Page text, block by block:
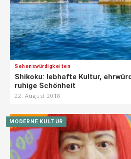
Sehenswürdigkeiten
Shikoku: lebhafte Kultur,
ruhige Schönheit
22. August 2018
MODERNE KULTUR